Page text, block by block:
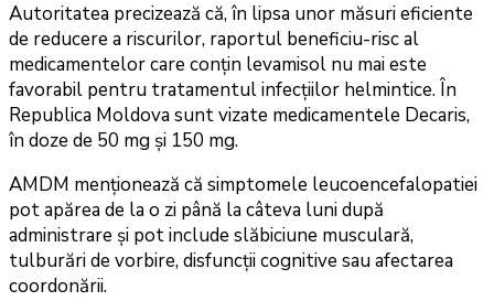
Autoritatea precizează că, în lipsa unor măsuri eficiente
de reducere a riscurilor, raportul beneficiu-risc al
medicamentelor care conțin levamisol nu mai este
favorabil pentru tratamentul infecțiilor helmintice. În
Republica Moldova sunt vizate medicamentele Decaris,
în doze de 50 mg și 150 mg.
AMDM menționează că simptomele leucoencefalopatiei
pot apărea de la o zi până la câteva luni după
administrare și pot include slăbiciune musculară,
tulburări de vorbire, disfuncții cognitive sau afectarea
coordonării.